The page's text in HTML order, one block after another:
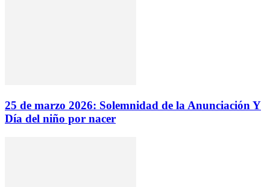
25 de marzo 2026: Solemnidad de la Anunciación Y
Día del niño por nacer